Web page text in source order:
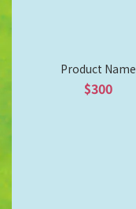
Product Name
$300